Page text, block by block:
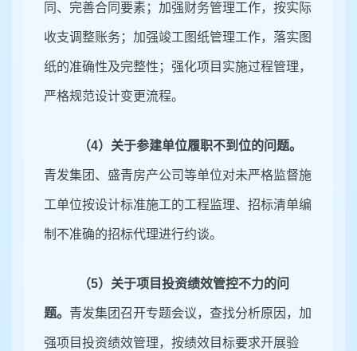
同、完善合同要素；加强财务管理工作，按实际
收支调整账务；加强竣工图纸管理工作，落实图
纸的准确性及完整性；强化项目实施过程管理，
严格规范设计变更流程。
（4）关于参建单位履职不到位的问题。
青发集团、盛青房产公司等单位对未严格监督施
工单位按设计标准施工的工程监理、 招标清单编
制不准确的招标代理进行约谈。
（5）关于项目投资绩效管控不力的问
题。 青发集团召开专题会议，查找分析原因，加
强项目投资绩效管理， 按绩效目标要求开展验